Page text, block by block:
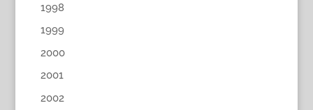
1998
1999
2000
2001
2002